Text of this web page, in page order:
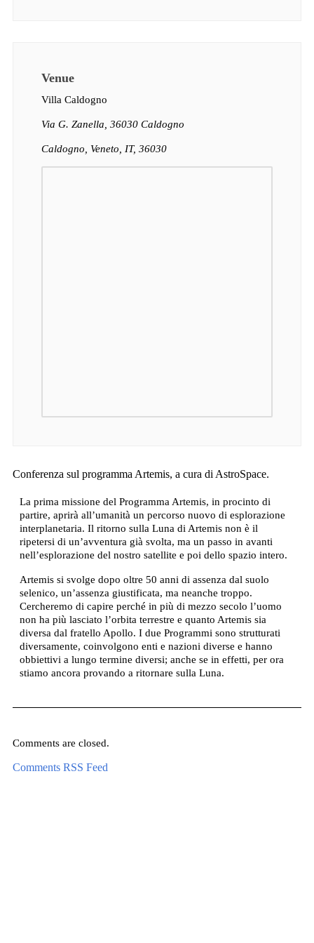
Venue
Villa Caldogno
Via G. Zanella, 36030 Caldogno
Caldogno, Veneto, IT, 36030
Conferenza sul programma Artemis, a cura di AstroSpace.
La prima missione del Programma Artemis, in procinto di
partire, aprirà all’umanità un percorso nuovo di esplorazione
interplanetaria. Il ritorno sulla Luna di Artemis non è il
ripetersi di un’avventura già svolta, ma un passo in avanti
nell’esplorazione del nostro satellite e poi dello spazio intero.
Artemis si svolge dopo oltre 50 anni di assenza dal suolo
selenico, un’assenza giustificata, ma neanche troppo.
Cercheremo di capire perché in più di mezzo secolo l’uomo
non ha più lasciato l’orbita terrestre e quanto Artemis sia
diversa dal fratello Apollo. I due Programmi sono strutturati
diversamente, coinvolgono enti e nazioni diverse e hanno
obbiettivi a lungo termine diversi; anche se in effetti, per ora
stiamo ancora provando a ritornare sulla Luna.
Comments are closed.
Comments RSS Feed